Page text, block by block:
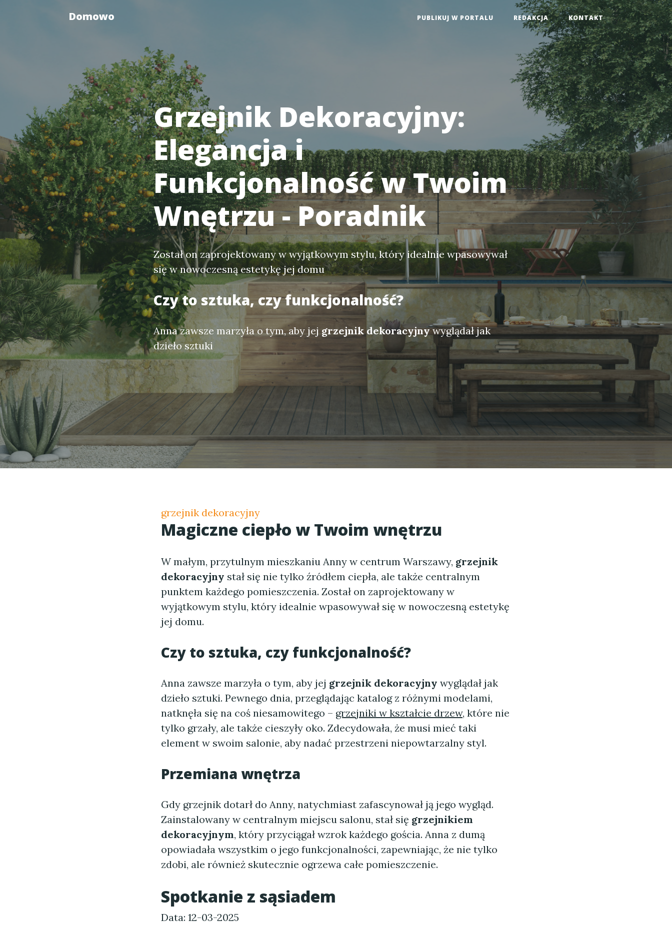
Domowo PUBLIKUJ W PORTALU REDAKCJA KONTAKT
Grzejnik Dekoracyjny:
Elegancja i
Funkcjonalność w Twoim
Wnętrzu - Poradnik
Został on zaprojektowany w wyjątkowym stylu, który idealnie wpasowywał
się w nowoczesną estetykę jej domu
Czy to sztuka, czy funkcjonalność?
Anna zawsze marzyła o tym, aby jej grzejnik dekoracyjnywyglądał jak
dzieło sztuki
grzejnik dekoracyjny
Magiczne ciepło w Twoim wnętrzu
W małym, przytulnym mieszkaniu Anny w centrum Warszawy, grzejnik
dekoracyjny stał się nie tylko źródłem ciepła, ale także centralnym
punktem każdego pomieszczenia. Został on zaprojektowany w
wyjątkowym stylu, który idealnie wpasowywał się w nowoczesną estetykę
jej domu.
Czy to sztuka, czy funkcjonalność?
Anna zawsze marzyła o tym, aby jej grzejnik dekoracyjny wyglądał jak
dzieło sztuki. Pewnego dnia, przeglądając katalog z różnymi modelami,
natknęła się na coś niesamowitego – grzejniki w kształcie drzew, które nie
tylko grzały, ale także cieszyły oko. Zdecydowała, że musi mieć taki
element w swoim salonie, aby nadać przestrzeni niepowtarzalny styl.
Przemiana wnętrza
Gdy grzejnik dotarł do Anny, natychmiast zafascynował ją jego wygląd.
Zainstalowany w centralnym miejscu salonu, stał się grzejnikiem
dekoracyjnym, który przyciągał wzrok każdego gościa. Anna z dumą
opowiadała wszystkim o jego funkcjonalności, zapewniając, że nie tylko
zdobi, ale również skutecznie ogrzewa całe pomieszczenie.
Spotkanie z sąsiadem
Data: 12-03-2025